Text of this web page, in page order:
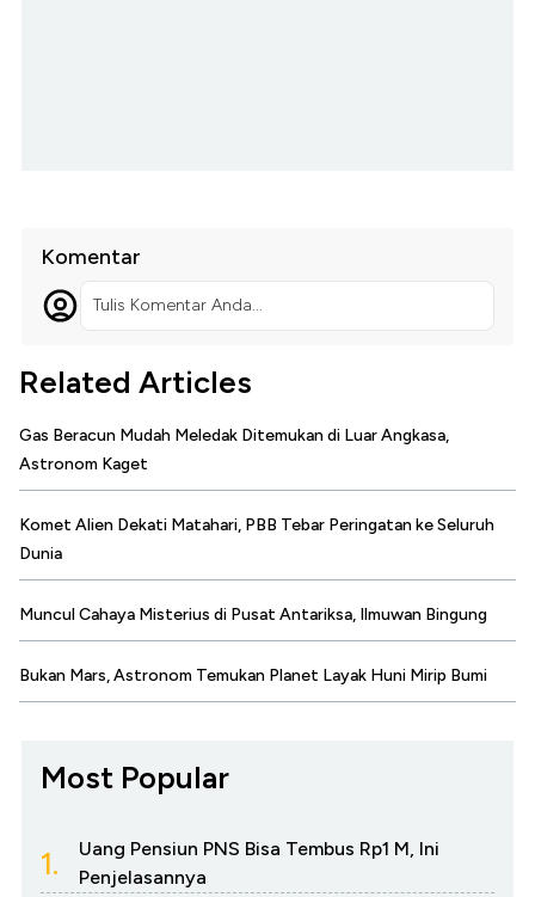
Komentar
Tulis Komentar Anda...
Related Articles
Gas Beracun Mudah Meledak Ditemukan di Luar Angkasa,
Astronom Kaget
Komet Alien Dekati Matahari, PBB Tebar Peringatan ke Seluruh
Dunia
Muncul Cahaya Misterius di Pusat Antariksa, Ilmuwan Bingung
Bukan Mars, Astronom Temukan Planet Layak Huni Mirip Bumi
Most Popular
1.
Uang Pensiun PNS Bisa Tembus Rp1 M, Ini
Penjelasannya